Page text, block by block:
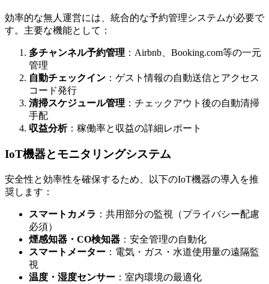
効率的な無人運営には、統合的な予約管理システムが必要で
す。主要な機能として：
多チャンネル予約管理 ：Airbnb、Booking.com等の一元
管理
自動チェックイン ：ゲスト情報の自動送信とアクセス
コード発行
清掃スケジュール管理 ：チェックアウト後の自動清掃
手配
収益分析：稼働率と収益の詳細レポート
IoT機器とモニタリングシステム
安全性と効率性を確保するため、以下のIoT機器の導入を推
奨します：
スマートカメラ ：共用部分の監視（プライバシー配慮
必須）
煙感知器・CO検知器 ：安全管理の自動化
スマートメーター ：電気・ガス・水道使用量の遠隔監
視
温度・湿度センサー ：室内環境の最適化